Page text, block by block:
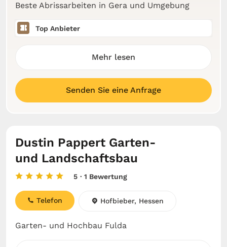
Beste Abrissarbeiten in Gera und Umgebung
Top Anbieter
Mehr lesen
Senden Sie eine Anfrage
Dustin Pappert Garten-
und Landschaftsbau
5 · 1 Bewertung
Garten- und Hochbau Fulda
Telefon Hofbieber, Hessen